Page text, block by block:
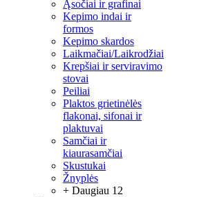
Ąsočiai ir grafinai
Kepimo indai ir
formos
Kepimo skardos
Laikmačiai/Laikrodžiai
Krepšiai ir serviravimo
stovai
Peiliai
Plaktos grietinėlės
flakonai, sifonai ir
plaktuvai
Samčiai ir
kiaurasamčiai
Skustukai
Žnyplės
+ Daugiau 12